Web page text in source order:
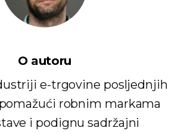
O autoru
e-trgovine posljednjih
robnim markama
i podignu sadržajni